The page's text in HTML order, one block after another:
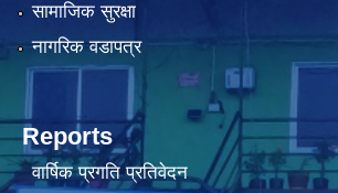
सामाजिक सुरक्षा
नागरिक वडापत्र
Reports
वार्षिक प्रगति प्रतिवेदन